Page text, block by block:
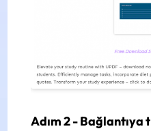
Adım 2 - Bağlantıya